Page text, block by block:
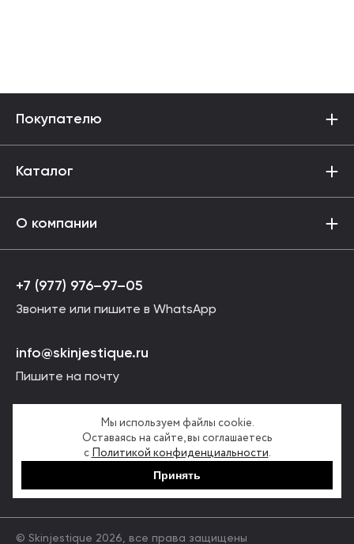
Покупателю
Каталог
О компании
+7 (977) 976–97–05
Звоните или пишите в WhatsApp
info@skinjestique.ru
Пишите на почту
Пн-Вс, 09:00 - 21:00
© Skinjestique 2026, все права защищены
Мы используем файлы cookie.
Оставаясь на сайте, вы соглашаетесь
сПолитикой конфиденциальности.
Принять